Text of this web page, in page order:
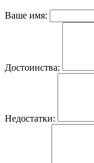
Ваше имя:
Достоинства:
Недостатки: